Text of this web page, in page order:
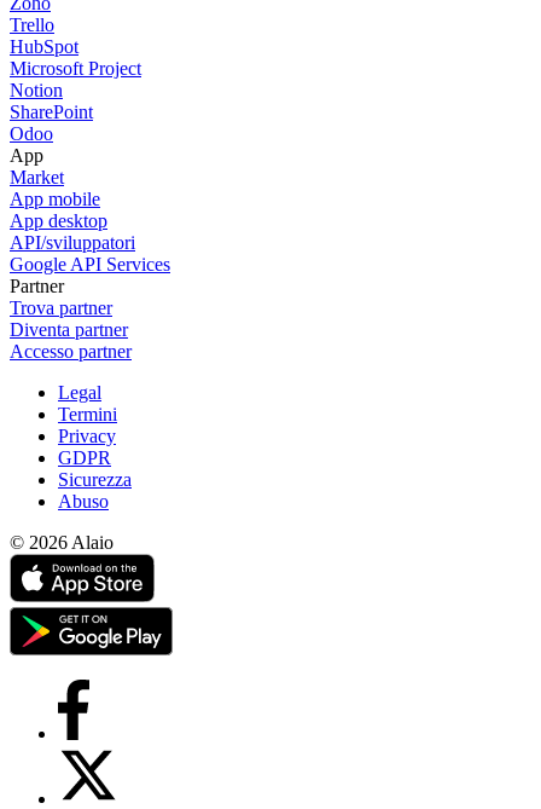
Trello
HubSpot
Microsoft Project
Notion
SharePoint
Odoo
App
Market
App mobile
App desktop
API/sviluppatori
Google API Services
Partner
Trova partner
Diventa partner
Accesso partner
Legal
Termini
Privacy
GDPR
Sicurezza
Abuso
© 2026 Alaio